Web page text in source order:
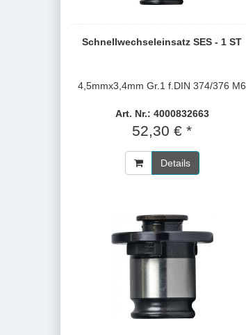
Schnellwechseleinsatz SES - 1 ST
4,5mmx3,4mm Gr.1 f.DIN 374/376 M6
Art. Nr.: 4000832663
52,30 € *
Details